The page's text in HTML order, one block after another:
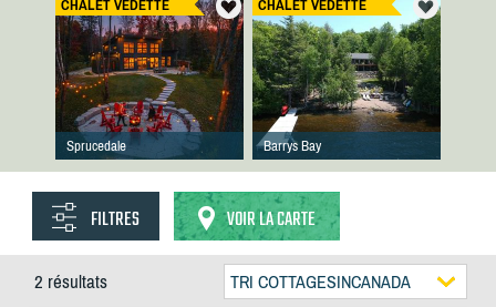
CHALET VEDETTE
Sprucedale
CHALET VEDETTE
Barrys Bay
FILTRES VOIR LA CARTE
2 résultats TRI COTTAGESINCANADA